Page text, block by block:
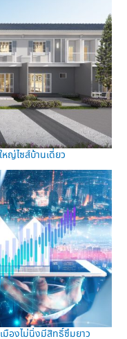
ญ่ไซส์บ้านเดี่ยว
มืองไม่นิ่งมีสิทธิ์ซึมยาว